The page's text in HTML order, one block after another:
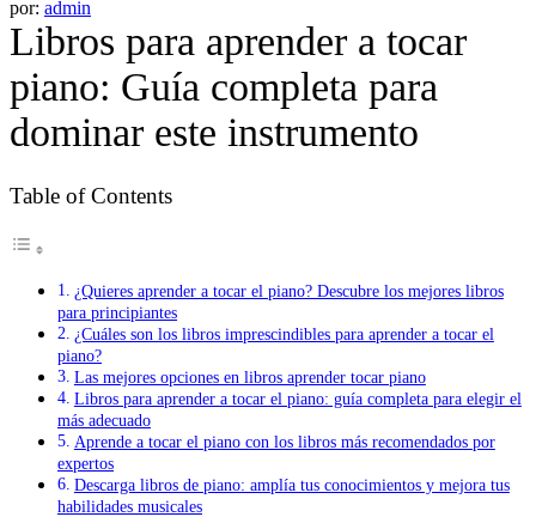
por: admin
Libros para aprender a tocar
piano: Guía completa para
dominar este instrumento
Table of Contents
¿Quieres aprender a tocar el piano? Descubre los mejores libros
para principiantes
¿Cuáles son los libros imprescindibles para aprender a tocar el
piano?
Las mejores opciones en libros aprender tocar piano
Libros para aprender a tocar el piano: guía completa para elegir el
más adecuado
Aprende a tocar el piano con los libros más recomendados por
expertos
Descarga libros de piano: amplía tus conocimientos y mejora tus
habilidades musicales